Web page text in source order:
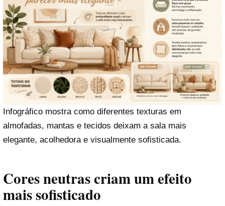
Infográfico mostra como diferentes texturas em
almofadas, mantas e tecidos deixam a sala mais
elegante, acolhedora e visualmente sofisticada.
Cores neutras criam um efeito
mais sofisticado